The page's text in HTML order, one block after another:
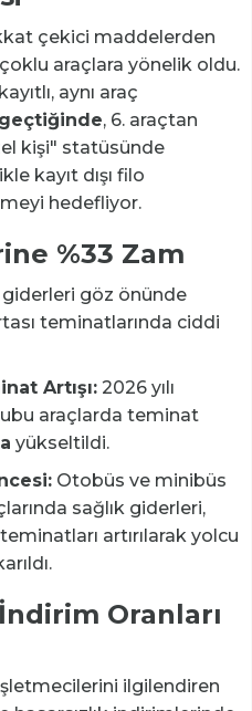
çekici maddelerden
çoklu araçlara yönelik oldu.
aynı araç
, 6. araçtan
kişi" statüsünde
kayıt dışı filo
hedefliyor.
%33 Zam
göz önünde
teminatlarında ciddi
Artışı: 2026 yılı
araçlarda teminat
yükseltildi.
Otobüs ve minibüs
sağlık giderleri,
artırılarak yolcu
Oranları
ilgilendiren